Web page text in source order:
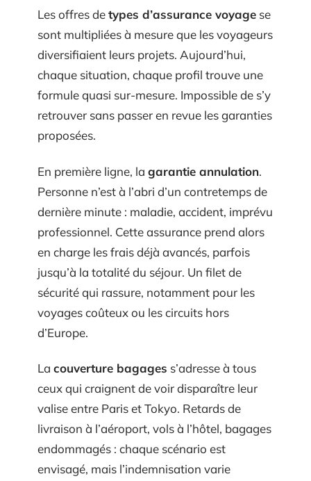
Les offres detypes d’assurance voyage se
sont multipliées à mesure que les voyageurs
diversifiaient leurs projets. Aujourd’hui,
chaque situation, chaque profil trouve une
formule quasi sur-mesure. Impossible de s’y
retrouver sans passer en revue les garanties
proposées.
En première ligne, la garantie annulation.
Personne n’est à l’abri d’un contretemps de
dernière minute : maladie, accident, imprévu
professionnel. Cette assurance prend alors
en charge les frais déjà avancés, parfois
jusqu’à la totalité du séjour. Un filet de
sécurité qui rassure, notamment pour les
voyages coûteux ou les circuits hors
d’Europe.
La couverture bagages s’adresse à tous
ceux qui craignent de voir disparaître leur
valise entre Paris et Tokyo. Retards de
livraison à l’aéroport, vols à l’hôtel, bagages
endommagés : chaque scénario est
envisagé, mais l’indemnisation varie